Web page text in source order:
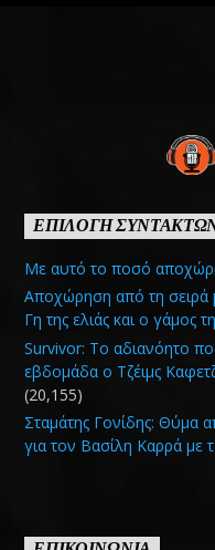
ΕΠΙΛΟΓΗ
Με αυτό το ποσό
Αποχώρηση από τη σειρά
Γη της ελιάς και ο γάμος
Survivor: Το αδιανόητο
εβδομάδα ο Τζέιμς
(20,155)
Σταμάτης Γονίδης: Θύμα
για τον Βασίλη Καρρά με